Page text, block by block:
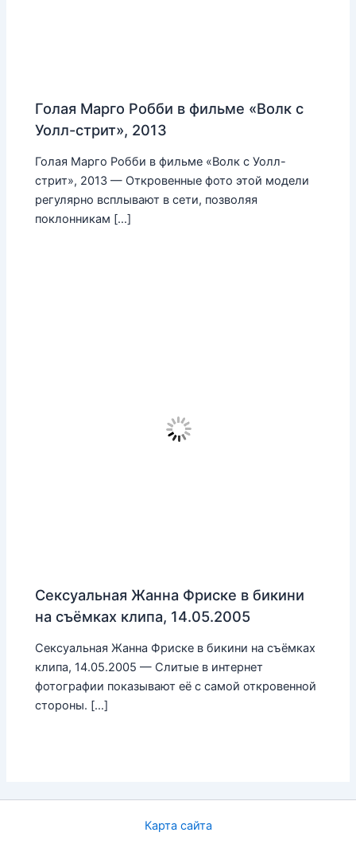
Голая Марго Робби в фильме «Волк с
Уолл-стрит», 2013
Голая Марго Робби в фильме «Волк с Уолл-
стрит», 2013 — Откровенные фото этой модели
регулярно всплывают в сети, позволяя
поклонникам […]
Сексуальная Жанна Фриске в бикини
на съёмках клипа, 14.05.2005
Сексуальная Жанна Фриске в бикини на съёмках
клипа, 14.05.2005 — Слитые в интернет
фотографии показывают её с самой откровенной
стороны. […]
Карта сайта